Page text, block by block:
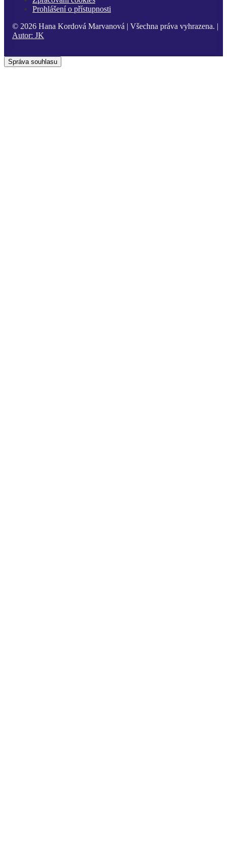
Prohlášení o přístupnosti
© 2026 Hana Kordová Marvanová | Všechna práva vyhrazena. |
Autor: JK
Správa souhlasu